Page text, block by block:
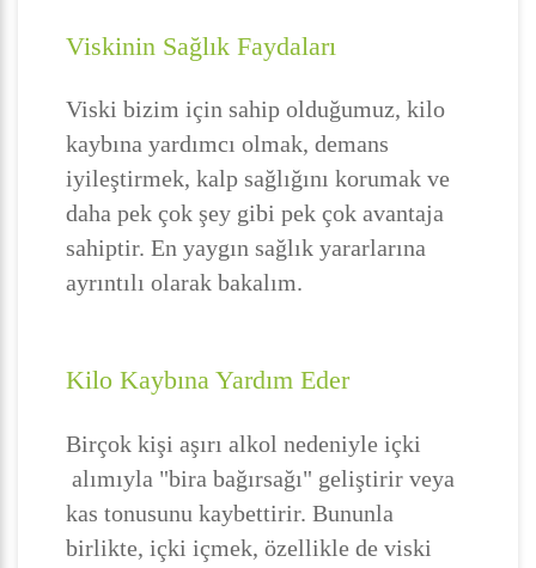
Viskinin Sağlık Faydaları
Viski bizim için sahip olduğumuz, kilo
kaybına yardımcı olmak, demans
iyileştirmek, kalp sağlığını korumak ve
daha pek çok şey gibi pek çok avantaja
sahiptir. En yaygın sağlık yararlarına
ayrıntılı olarak bakalım.
Kilo Kaybına Yardım Eder
Birçok kişi aşırı alkol nedeniyle içki
alımıyla "bira bağırsağı" geliştirir veya
kas tonusunu kaybettirir. Bununla
birlikte, içki içmek, özellikle de viski